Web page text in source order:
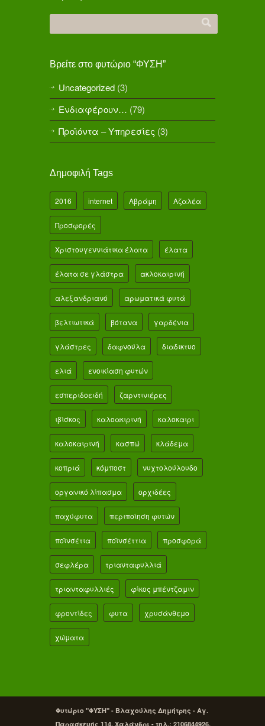
Βρείτε στο φυτώριο “ΦΥΣΗ”
Uncategorized (3)
Ενδιαφέρουν… (79)
Προϊόντα – Υπηρεσίες (3)
Δημοφιλή Tags
2016 internet Αβράμη Αζαλέα
Προσφορές
Χριστουγεννιάτικα έλατα έλατα
έλατα σε γλάστρα ακλοκαιρινή
αλεξανδριανό αρωματικά φυτά
βελτιωτικά βότανα γαρδένια
γλάστρες δαφνούλα διαδικτυο
ελιά ενοικίαση φυτών
εσπεριδοειδή ζαρντινιέρες
ιβίσκος καλοακιρινή καλοκαιρι
καλοκαιρινή κασπώ κλάδεμα
κοπριά κόμποστ νυχτολούλουδο
οργανικό λίπασμα ορχιδέες
παχύφυτα περιποίηση φυτών
ποϊνσέτια ποϊνσέττια προσφορά
σεφλέρα τριανταφυλλιά
τριανταφυλλιές φίκος μπέντζαμιν
φροντίδες φυτα χρυσάνθεμο
χώματα
Φυτώριο "ΦΥΣΗ" - Βλαχούλης Δημήτρης - Αγ.
Παρασκευής 114, Χαλάνδρι - τηλ.: 2106844926,